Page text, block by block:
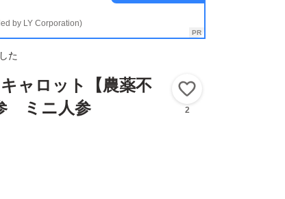
by LY Corporation)
た
ャロット【農薬不
ミニ人参
2